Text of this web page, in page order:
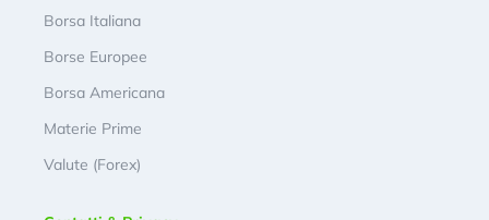
Borsa Italiana
Borse Europee
Borsa Americana
Materie Prime
Valute (Forex)